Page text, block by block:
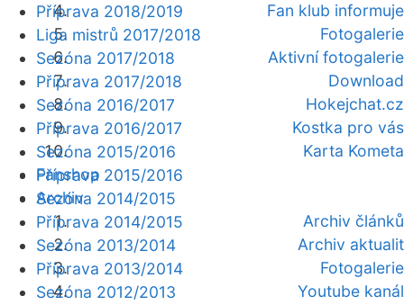
Fan klub informuje
Fotogalerie
Aktivní fotogalerie
Download
Hokejchat.cz
Kostka pro vás
Karta Kometa
Fanshop
Archiv
Archiv článků
Archiv aktualit
Fotogalerie
Youtube kanál
Příprava 2018/2019
Liga mistrů 2017/2018
Sezóna 2017/2018
Příprava 2017/2018
Sezóna 2016/2017
Příprava 2016/2017
Sezóna 2015/2016
Příprava 2015/2016
Sezóna 2014/2015
Příprava 2014/2015
Sezóna 2013/2014
Příprava 2013/2014
Sezóna 2012/2013